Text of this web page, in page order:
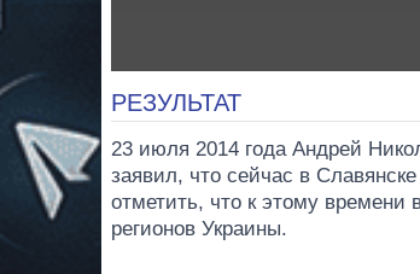
РЕЗУЛЬТАТ
23 июля 2014 года Андрей
заявил, что сейчас в
отметить, что к этому времени
регионов Украины.